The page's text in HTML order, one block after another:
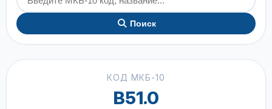
Поиск
КОД МКБ-10
B51.0